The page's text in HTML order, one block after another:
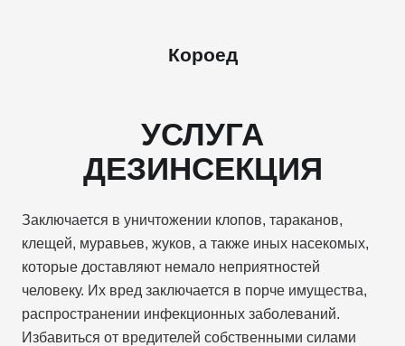
Короед
УСЛУГА
ДЕЗИНСЕКЦИЯ
Заключается в уничтожении клопов, тараканов,
клещей, муравьев, жуков, а также иных насекомых,
которые доставляют немало неприятностей
человеку. Их вред заключается в порче имущества,
распространении инфекционных заболеваний.
Избавиться от вредителей собственными силами